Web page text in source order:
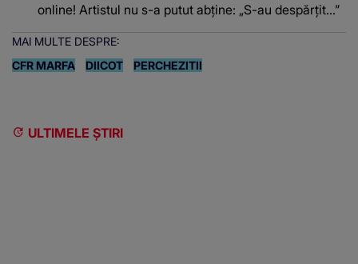
online! Artistul nu s-a putut abține: „S-au despărțit...”
MAI MULTE DESPRE:
CFR MARFA
DIICOT PERCHEZITII
ULTIMELE ȘTIRI